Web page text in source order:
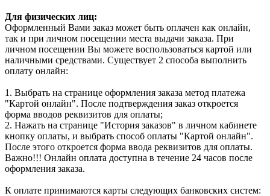
Для физических лиц:
Оформленный Вами заказ может быть оплачен как онлайн,
так и при личном посещении места выдачи заказа. При
личном посещении Вы можете воспользоваться картой или
наличными средствами. Существует 2 способа выполнить
оплату онлайн:
1. Выбрать на странице оформления заказа метод платежа
"Картой онлайн". После подтверждения заказ откроется
форма вводов реквизитов для оплаты;
2. Нажать на странице "История заказов" в личном кабинете
кнопку оплаты, и выбрать способ оплаты "Картой онлайн".
После этого откроется форма ввода реквизитов для оплаты.
Важно!!! Онлайн оплата доступна в течение 24 часов после
оформления заказа.
К оплате принимаются карты следующих банковских систем: